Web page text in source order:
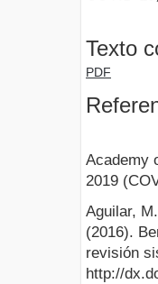
Texto
PDF
Academy
2019
Aguilar,
(2016).
revisión
http://